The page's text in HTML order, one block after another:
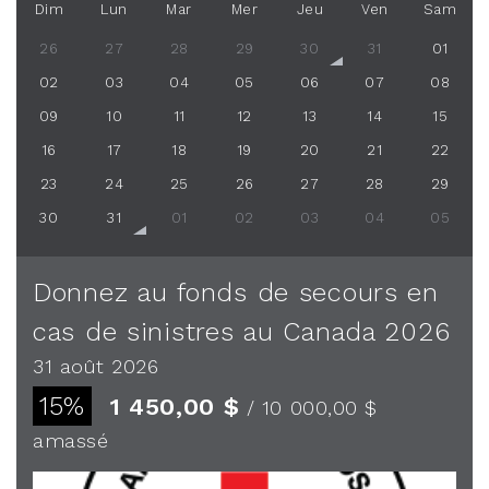
Dim Lun Mar Mer Jeu Ven Sam
26 27 28 29 30 31 01
02 03 04 05 06 07 08
09 10 11 12 13 14 15
16 17 18 19 20 21 22
23 24 25 26 27 28 29
30 31 01 02 03 04 05
Donnez au fonds de secours en
cas de sinistres au Canada 2026
31 août 2026
15% 1 450,00 $ / 10 000,00 $
amassé